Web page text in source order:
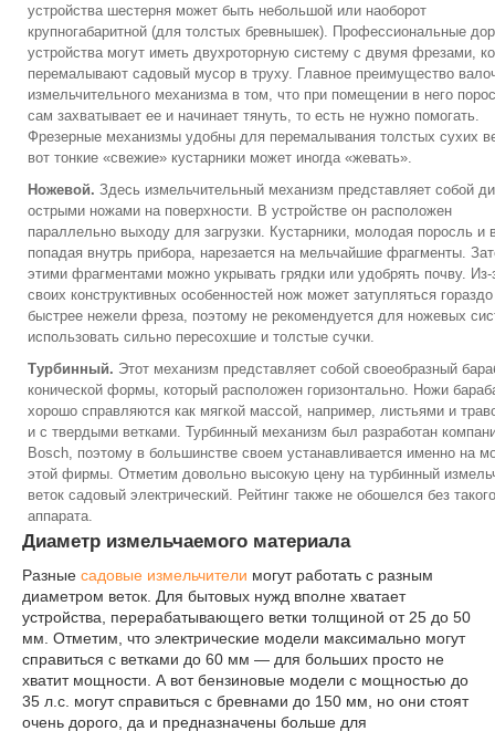
устройства шестерня может быть небольшой или наоборот
крупногабаритной (для толстых бревнышек). Профессиональные
устройства могут иметь двухроторную систему с двумя фрезами,
перемалывают садовый мусор в труху. Главное преимущество
измельчительного механизма в том, что при помещении в него
сам захватывает ее и начинает тянуть, то есть не нужно помогать.
Фрезерные механизмы удобны для перемалывания толстых сухих
вот тонкие «свежие» кустарники может иногда «жевать».
Ножевой. Здесь измельчительный механизм представляет собой
острыми ножами на поверхности. В устройстве он расположен
параллельно выходу для загрузки. Кустарники, молодая поросль и
попадая внутрь прибора, нарезается на мельчайшие фрагменты.
этими фрагментами можно укрывать грядки или удобрять почву. Из-
своих конструктивных особенностей нож может затупляться гораздо
быстрее нежели фреза, поэтому не рекомендуется для ножевых
использовать сильно пересохшие и толстые сучки.
Турбинный. Этот механизм представляет собой своеобразный
конической формы, который расположен горизонтально. Ножи
хорошо справляются как мягкой массой, например, листьями и
и с твердыми ветками. Турбинный механизм был разработан
Bosch, поэтому в большинстве своем устанавливается именно на
этой фирмы. Отметим довольно высокую цену на турбинный
веток садовый электрический. Рейтинг также не обошелся без такого
аппарата.
Диаметр измельчаемого материала
Разные садовые измельчители могут работать с разным
диаметром веток. Для бытовых нужд вполне хватает
устройства, перерабатывающего ветки толщиной от 25 до 50
мм. Отметим, что электрические модели максимально могут
справиться с ветками до 60 мм — для больших просто не
хватит мощности. А вот бензиновые модели с мощностью до
35 л.с. могут справиться с бревнами до 150 мм, но они стоят
очень дорого, да и предназначены больше для